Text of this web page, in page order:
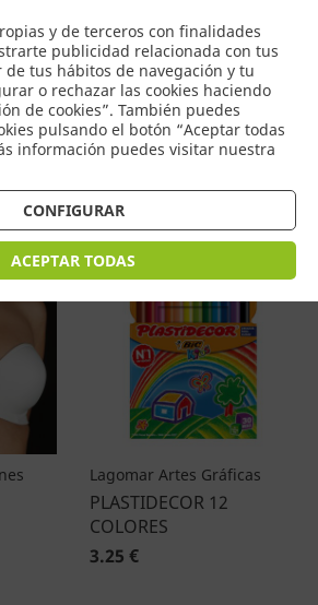
y de terceros con finalidades
publicidad relacionada con tus
tus hábitos de navegación y tu
o rechazar las cookies haciendo
de cookies”. También puedes
pulsando el botón “Aceptar todas
información puedes visitar nuestra
CONFIGURAR
ACEPTAR TODAS
0
)
Ordenar por precio
Lagomar Artes Gráficas
PLASTIDECOR 12
COLORES
3.25 €